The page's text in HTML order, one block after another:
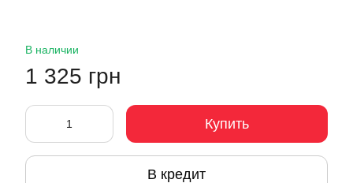
В наличии
1 325 грн
Купить
В кредит